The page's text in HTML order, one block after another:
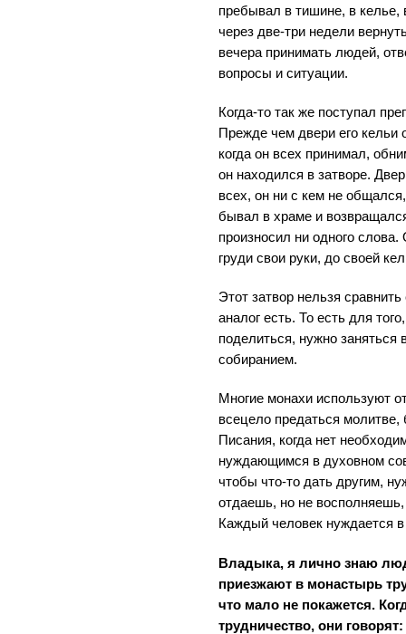
пребывал в тишине, в
через две-три недели
вечера принимать людей,
вопросы и ситуации.
Когда-то так же поступал
Прежде чем двери его
когда он всех принимал,
он находился в затворе.
всех, он ни с кем не
бывал в храме и
произносил ни одного
груди свои руки, до своей
Этот затвор нельзя
аналог есть. То есть для
поделиться, нужно
собиранием.
Многие монахи используют
всецело предаться
Писания, когда нет
нуждающимся в духовном
чтобы что-то дать другим,
отдаешь, но не
Каждый человек нуждается
Владыка, я лично знаю
приезжают в монастырь
что мало не покажется.
трудничество, они